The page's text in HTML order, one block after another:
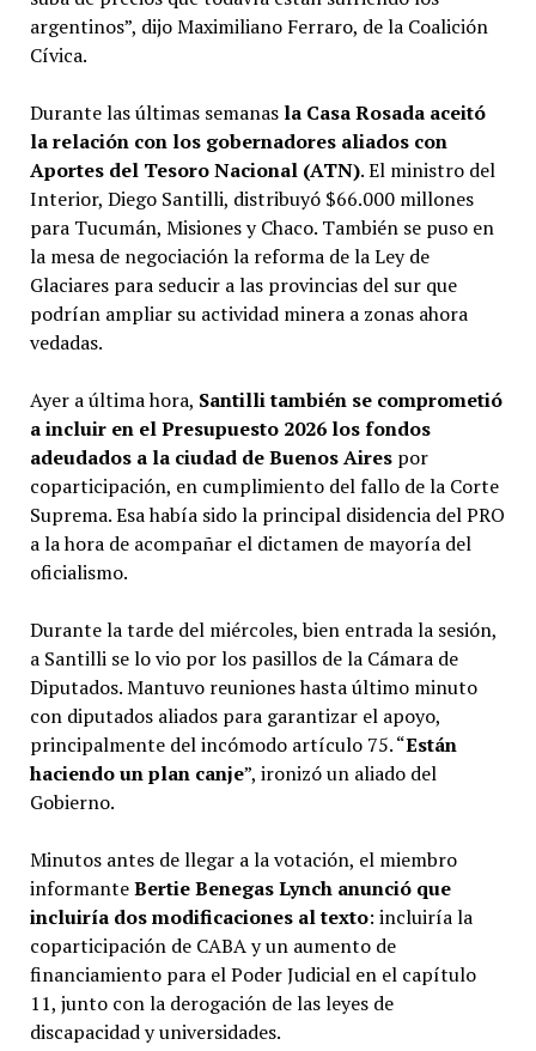
argentinos”, dijo Maximiliano Ferraro, de la Coalición
Cívica.
Durante las últimas semanas la Casa Rosada aceitó
la relación con los gobernadores aliados con
Aportes del Tesoro Nacional (ATN). El ministro del
Interior, Diego Santilli, distribuyó $66.000 millones
para Tucumán, Misiones y Chaco. También se puso en
la mesa de negociación la reforma de la Ley de
Glaciares para seducir a las provincias del sur que
podrían ampliar su actividad minera a zonas ahora
vedadas.
Ayer a última hora, Santilli también se comprometió
a incluir en el Presupuesto 2026 los fondos
adeudados a la ciudad de Buenos Airespor
coparticipación, en cumplimiento del fallo de la Corte
Suprema. Esa había sido la principal disidencia del PRO
a la hora de acompañar el dictamen de mayoría del
oficialismo.
Durante la tarde del miércoles, bien entrada la sesión,
a Santilli se lo vio por los pasillos de la Cámara de
Diputados. Mantuvo reuniones hasta último minuto
con diputados aliados para garantizar el apoyo,
principalmente del incómodo artículo 75. “Están
haciendo un plan canje”, ironizó un aliado del
Gobierno.
Minutos antes de llegar a la votación, el miembro
informanteBertie Benegas Lynch anunció que
incluiría dos modificaciones al texto: incluiría la
coparticipación de CABA y un aumento de
financiamiento para el Poder Judicial en el capítulo
11, junto con la derogación de las leyes de
discapacidad y universidades.